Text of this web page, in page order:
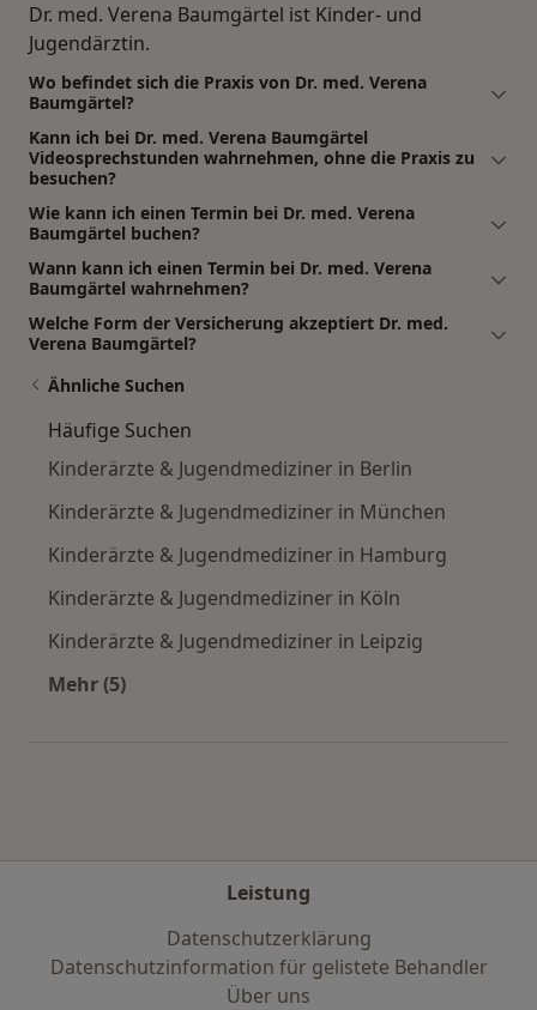
Dr. med. Verena Baumgärtel ist Kinder- und
Jugendärztin.
Wo befindet sich die Praxis von Dr. med. Verena
Baumgärtel?
Kann ich bei Dr. med. Verena Baumgärtel
Videosprechstunden wahrnehmen, ohne die Praxis zu
besuchen?
Wie kann ich einen Termin bei Dr. med. Verena
Baumgärtel buchen?
Wann kann ich einen Termin bei Dr. med. Verena
Baumgärtel wahrnehmen?
Welche Form der Versicherung akzeptiert Dr. med.
Verena Baumgärtel?
Ähnliche Suchen
Häufige Suchen
Kinderärzte & Jugendmediziner in Berlin
Kinderärzte & Jugendmediziner in München
Kinderärzte & Jugendmediziner in Hamburg
Kinderärzte & Jugendmediziner in Köln
Kinderärzte & Jugendmediziner in Leipzig
Mehr (5)
Leistung
Datenschutzerklärung
Datenschutzinformation für gelistete Behandler
Über uns